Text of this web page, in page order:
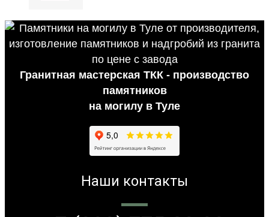
Гранитная мастерская ТКК - производство
памятников
на могилу в Туле
Наши контакты